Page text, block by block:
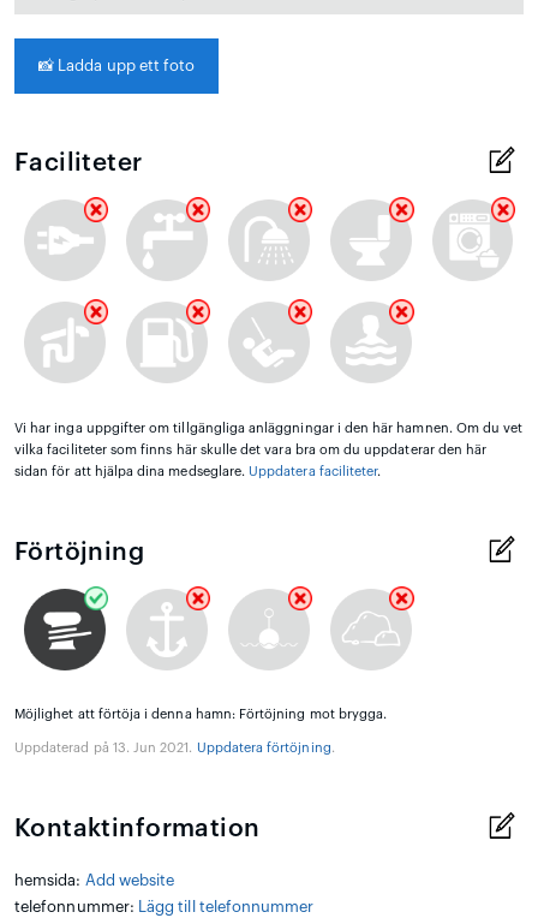
📸 Ladda upp ett foto
Faciliteter
Vi har inga uppgifter om tillgängliga anläggningar i den här hamnen. Om du vet
vilka faciliteter som finns här skulle det vara bra om du uppdaterar den här
sidan för att hjälpa dina medseglare. Uppdatera faciliteter.
Förtöjning
Möjlighet att förtöja i denna hamn: Förtöjning mot brygga.
Uppdaterad på 13. Jun 2021. Uppdatera förtöjning.
Kontaktinformation
hemsida: Add website
telefonnummer:
Lägg till telefonnummer